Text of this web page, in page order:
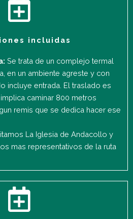
incluidas
Se trata de un complejo termal
en un ambiente agreste y con
incluye entrada. El traslado es
caminar 800 metros
remis que se dedica hacer ese
La Iglesia de Andacollo y
mas representativos de la ruta